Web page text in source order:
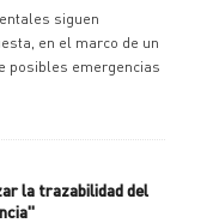
siguen
en el marco de un
posibles emergencias
la trazabilidad del